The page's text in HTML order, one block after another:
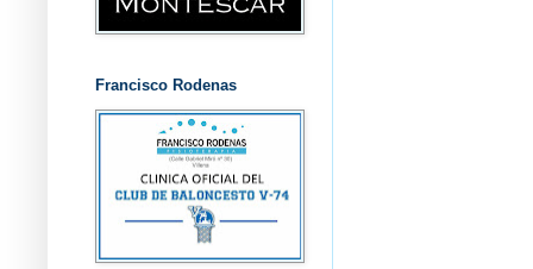
Francisco Rodenas